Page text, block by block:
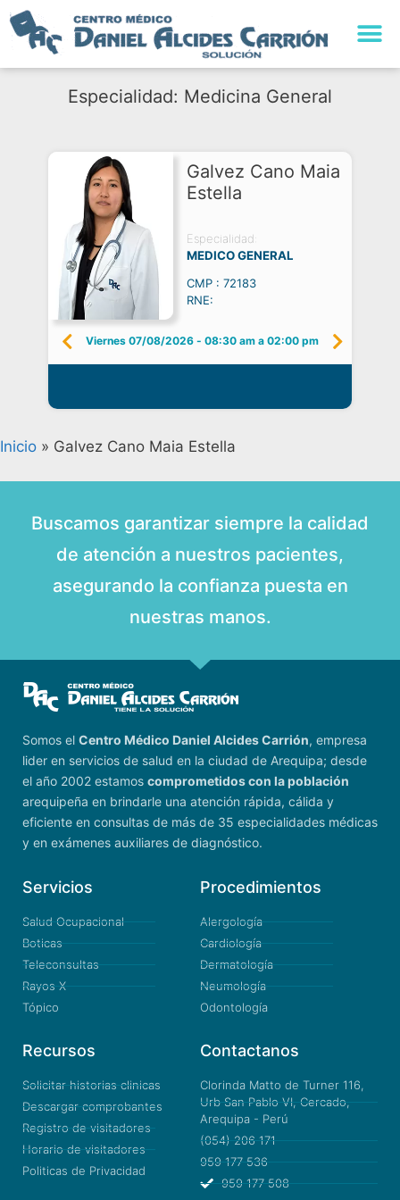
Especialidad: Medicina General
Galvez Cano Maia
Estella
Especialidad:
MEDICO GENERAL
CMP : 72183
RNE:
Viernes 07/08/2026 - 08:30 am a 02:00 pm
Inicio » Galvez Cano Maia Estella
Buscamos garantizar siempre la calidad
de atención a nuestros pacientes,
asegurando la confianza puesta en
nuestras manos.
Somos el Centro Médico Daniel Alcides Carrión, empresa
lider en servicios de salud en la ciudad de Arequipa; desde
el año 2002 estamos comprometidos con la población
arequipeña en brindarle una atención rápida, cálida y
eficiente en consultas de más de 35 especialidades médicas
y en exámenes auxiliares de diagnóstico.
Servicios
Salud Ocupacional
Boticas
Teleconsultas
Rayos X
Tópico
Procedimientos
Alergología
Cardiología
Dermatología
Neumología
Odontología
Recursos
Solicitar historias clinicas
Descargar comprobantes
Registro de visitadores
Horario de visitadores
Politicas de Privacidad
Contactanos
Clorinda Matto de Turner 116,
Urb San Pablo VI, Cercado,
Arequipa - Perú
(054) 206 171
959 177 536
959 177 508